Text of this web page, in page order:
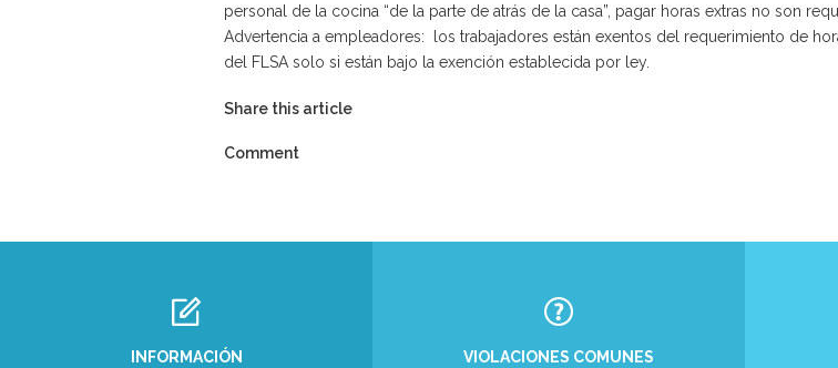
personal de la cocina “de la parte de atrás de la casa”, pagar horas extras no son
Advertencia a empleadores: los trabajadores están exentos del requerimiento de
del FLSA solo si están bajo la exención establecida por ley.
Share this article
Comment
INFORMACIÓN VIOLACIONES COMUNES